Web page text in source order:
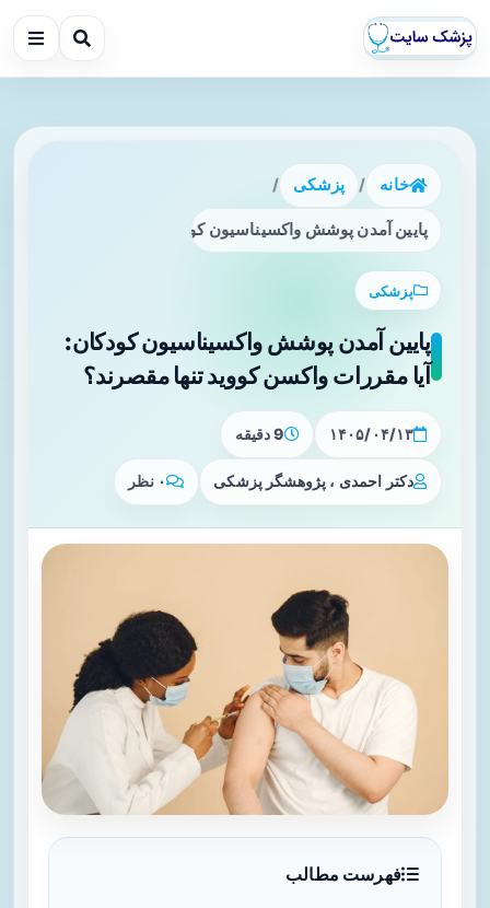
خانه / پزشکی /
پایین آمدن پوشش واکسیناسیون کودکان: آیا مقررات واکسن
پزشکی
پایین آمدن پوشش واکسیناسیون کودکان:
آیا مقررات واکسن کووید تنها مقصرند؟
۱۴۰۵/۰۴/۱۳ 9 دقیقه
دکتر احمدی ، پژوهشگر پزشکی ۰ نظر
فهرست مطالب